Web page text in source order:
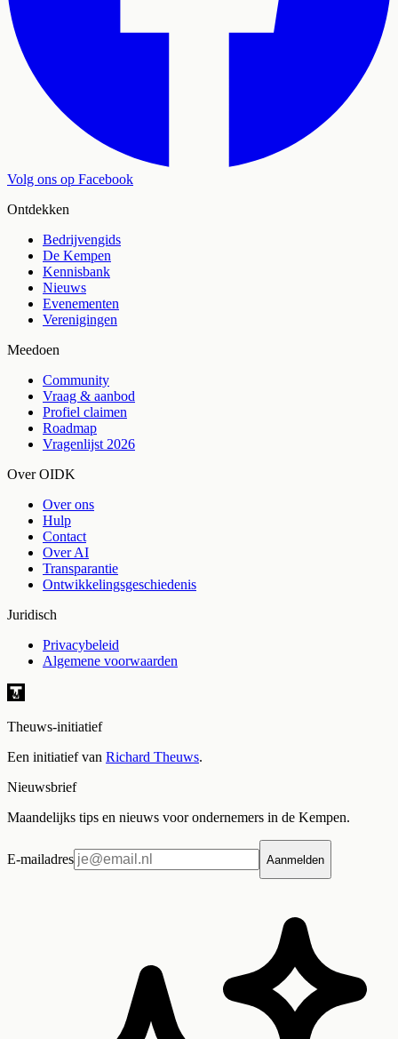
Volg ons op Facebook
Ontdekken
Bedrijvengids
De Kempen
Kennisbank
Nieuws
Evenementen
Verenigingen
Meedoen
Community
Vraag & aanbod
Profiel claimen
Roadmap
Vragenlijst 2026
Over OIDK
Over ons
Hulp
Contact
Over AI
Transparantie
Ontwikkelingsgeschiedenis
Juridisch
Privacybeleid
Algemene voorwaarden
Theuws-initiatief
Een initiatief van Richard Theuws.
Nieuwsbrief
Maandelijks tips en nieuws voor ondernemers in de Kempen.
E-mailadres Aanmelden